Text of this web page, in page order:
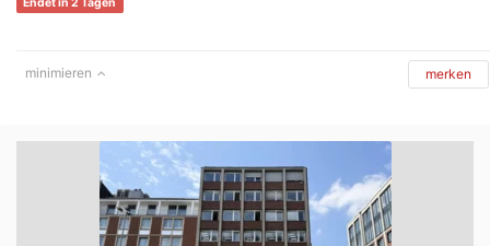
minimieren merken